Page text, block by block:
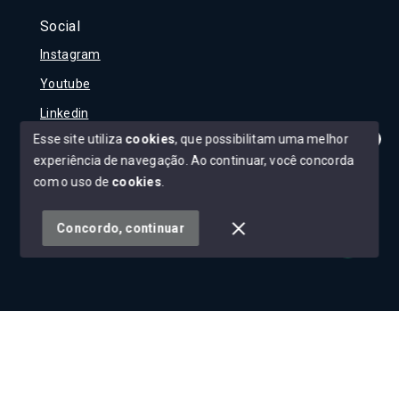
Olá! Tudo bem?
Social
Instagram
Youtube
Linkedin
© Copyright 2026 - Carla Rojane - Todos os direitos
SITE PARA IMOBILIARIA
Esse site utiliza cookies, que possibilitam uma melhor
experiência de navegação. Ao continuar, você concorda
com o uso de cookies
Concordo, continuar